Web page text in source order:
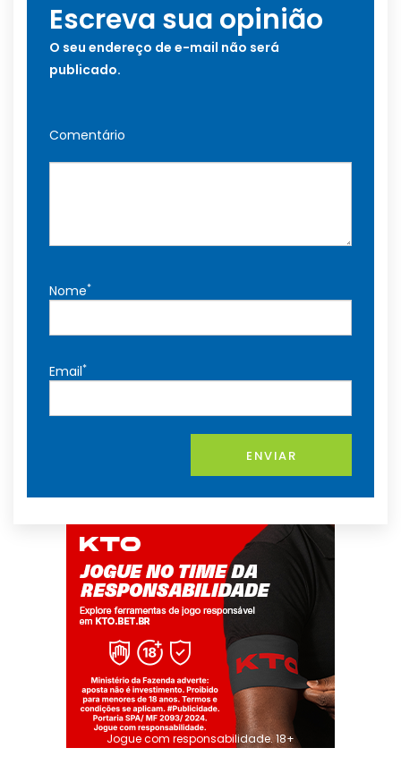
Escreva sua opinião
O seu endereço de e-mail não será
publicado.
Comentário
Nome*
Email*
ENVIAR
Jogue com responsabilidade. 18+